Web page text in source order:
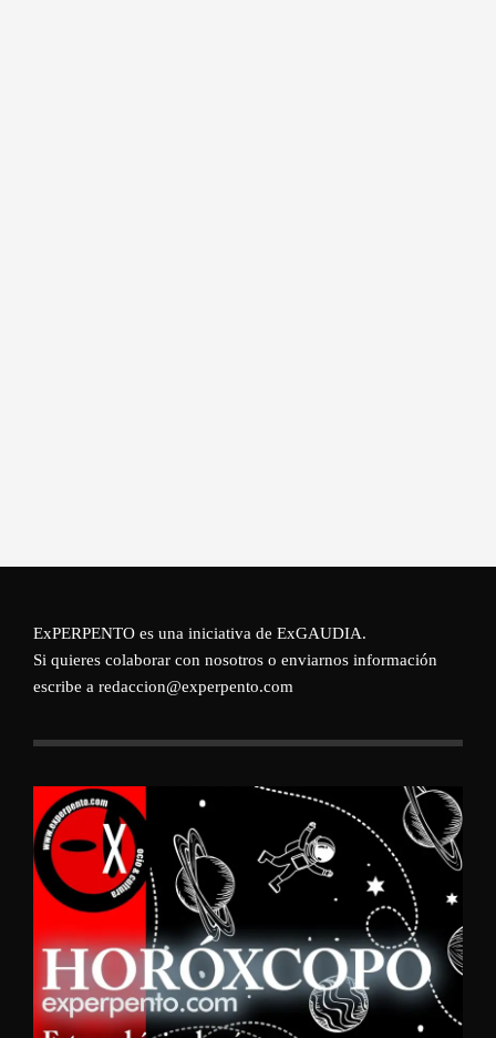
ExPERPENTO es una iniciativa de ExGAUDIA.
Si quieres colaborar con nosotros o enviarnos información
escribe a redaccion@experpento.com